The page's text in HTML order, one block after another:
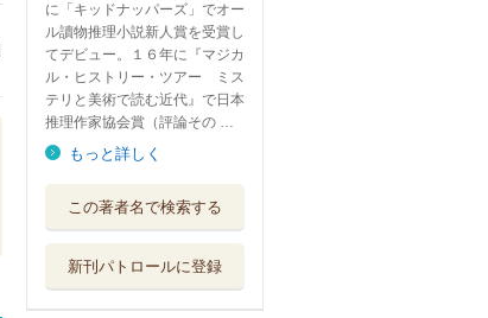
に「キッドナッパーズ」でオー
ル讀物推理小説新人賞を受賞し
てデビュー。１６年に『マジカ
ル・ヒストリー・ツアー ミス
テリと美術で読む近代』で日本
推理作家協会賞（評論その …
もっと詳しく
この著者名で検索する
新刊パトロールに登録
のデリバティブ
文豪、社長になる